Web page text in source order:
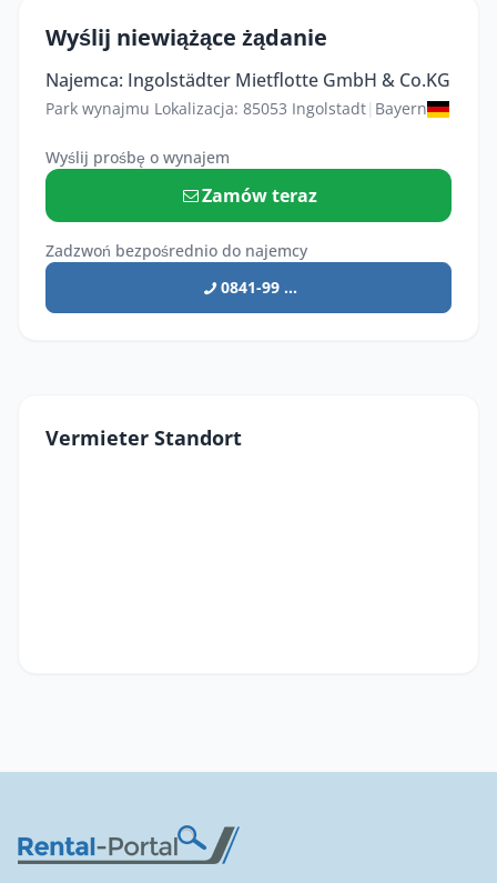
Wyślij niewiążące żądanie
Najemca: Ingolstädter Mietflotte GmbH & Co.KG
Park wynajmu Lokalizacja: 85053 Ingolstadt| Bayern
Wyślij prośbę o wynajem
Zamów teraz
Zadzwoń bezpośrednio do najemcy
0841-99 ...
Vermieter Standort